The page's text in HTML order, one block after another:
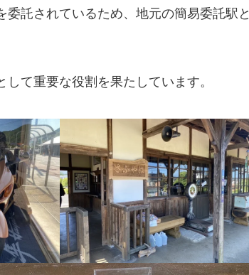
委託されているため、地元の簡易委託駅と
て重要な役割を果たしています。